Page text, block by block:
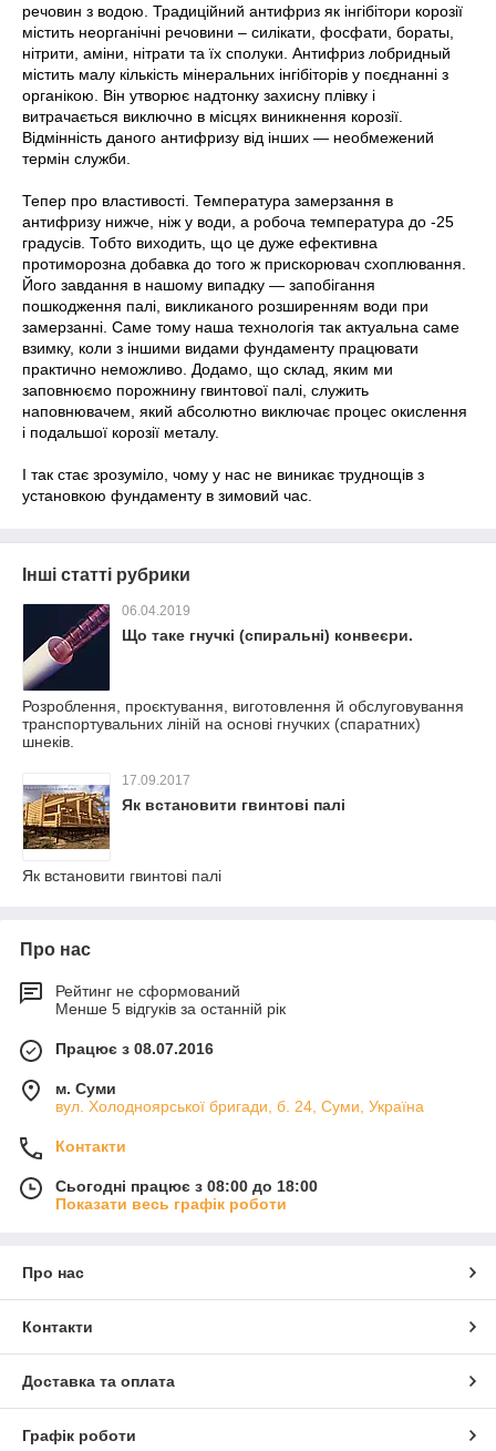
речовин з водою. Традиційний антифриз як інгібітори корозії
містить неорганічні речовини – силікати, фосфати, бораты,
нітрити, аміни, нітрати та їх сполуки. Антифриз лобридный
містить малу кількість мінеральних інгібіторів у поєднанні з
органікою. Він утворює надтонку захисну плівку і
витрачається виключно в місцях виникнення корозії.
Відмінність даного антифризу від інших — необмежений
термін служби.
Тепер про властивості. Температура замерзання в
антифризу нижче, ніж у води, а робоча температура до -25
градусів. Тобто виходить, що це дуже ефективна
протиморозна добавка до того ж прискорювач схоплювання.
Його завдання в нашому випадку — запобігання
пошкодження палі, викликаного розширенням води при
замерзанні. Саме тому наша технологія так актуальна саме
взимку, коли з іншими видами фундаменту працювати
практично неможливо. Додамо, що склад, яким ми
заповнюємо порожнину гвинтової палі, служить
наповнювачем, який абсолютно виключає процес окислення
і подальшої корозії металу.
І так стає зрозуміло, чому у нас не виникає труднощів з
установкою фундаменту в зимовий час.
Інші статті рубрики
06.04.2019
Що таке гнучкі (спиральні) конвеєри.
Розроблення, проєктування, виготовлення й обслуговування
транспортувальних ліній на основі гнучких (спаратних)
шнеків.
17.09.2017
Як встановити гвинтові палі
Як встановити гвинтові палі
Про нас
Рейтинг не сформований
Менше 5 відгуків за останній рік
Працює з 08.07.2016
м. Суми
вул. Холодноярської бригади, б. 24, Суми, Україна
Контакти
Сьогодні працює з 08:00 до 18:00
Показати весь графік роботи
Про нас
Контакти
Доставка та оплата
Графік роботи